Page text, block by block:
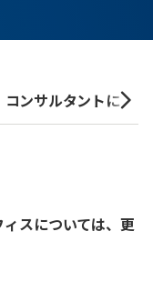
コンサルタントにか
スについては、更